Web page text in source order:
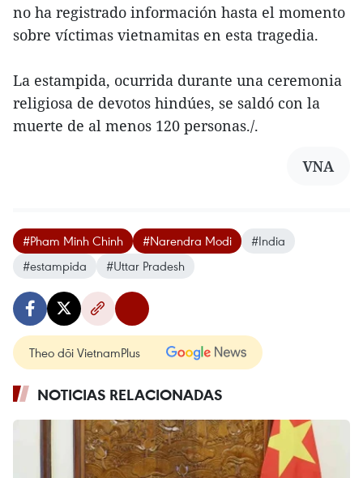
no ha registrado información hasta el momento
sobre víctimas vietnamitas en esta tragedia.
La estampida, ocurrida durante una ceremonia
religiosa de devotos hindúes, se saldó con la
muerte de al menos 120 personas./.
VNA
#Pham Minh Chinh #Narendra Modi
#India
#estampida
#Uttar Pradesh
Theo dõi VietnamPlus
NOTICIAS RELACIONADAS